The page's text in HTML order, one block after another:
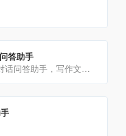
答助手
豆包是你的AI聊天智能对话问答助手，写作文案翻译情感陪伴编程全能工具。豆包为你答疑解惑，提供灵感，辅助创作[…]